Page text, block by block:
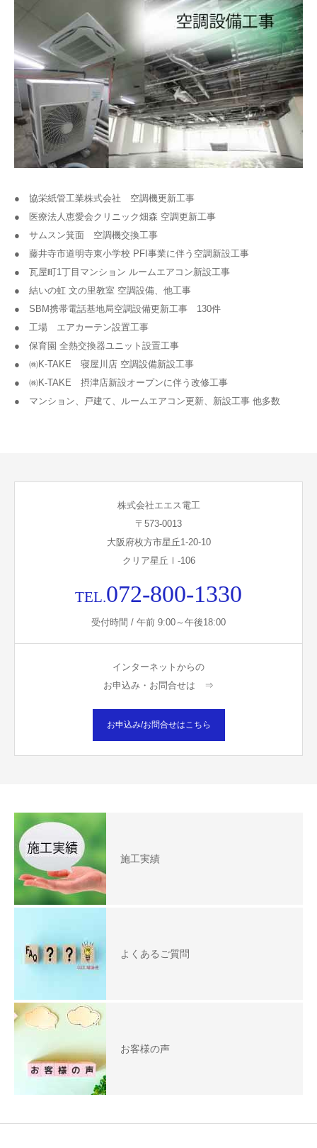
● 協栄紙管工業株式会社 空調機更新工事
● 医療法人恵愛会クリニック畑森 空調更新工事
● サムスン箕面 空調機交換工事
● 藤井寺市道明寺東小学校 PFI事業に伴う空調新設工事
● 瓦屋町1丁目マンション ルームエアコン新設工事
● 結いの虹 文の里教室 空調設備、他工事
● SBM携帯電話基地局空調設備更新工事 130件
● 工場 エアカーテン設置工事
● 保育園 全熱交換器ユニット設置工事
● ㈱K-TAKE 寝屋川店 空調設備新設工事
● ㈱K-TAKE 摂津店新設オープンに伴う改修工事
● マンション、戸建て、ルームエアコン更新、新設工事 他多数
株式会社エエス電工
〒573-0013
大阪府枚方市星丘1-20-10
クリア星丘Ⅰ-106
TEL.072-800-1330
受付時間 / 午前 9:00～午後18:00
インターネットからの
お申込み・お問合せは ⇒
お申込み/お問合せはこちら
施工実績
よくあるご質問
お客様の声